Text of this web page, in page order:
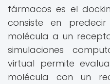
fármacos es el
consiste en
molécula a un
simulaciones
virtual permite
molécula con un